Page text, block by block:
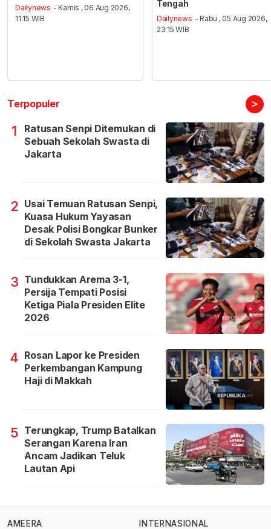
Dailynews - Kamis , 06 Aug 2026,
11:15 WIB
Tengah
Dailynews - Rabu , 05 Aug 2026,
23:15 WIB
Terpopuler >
1
Ratusan Senpi Ditemukan di
Sebuah Sekolah Swasta di
Jakarta
2 Usai Temuan Ratusan Senpi,
Kuasa Hukum Yayasan
Desak Polisi Bongkar Bunker
di Sekolah Swasta Jakarta
3 Tundukkan Arema 3-1,
Persija Tempati Posisi
Ketiga Piala Presiden Elite
2026
4 Rosan Lapor ke Presiden
Perkembangan Kampung
Haji di Makkah
5 Terungkap, Trump Batalkan
Serangan Karena Iran
Ancam Jadikan Teluk
Lautan Api
AMEERA
INTERNASIONAL